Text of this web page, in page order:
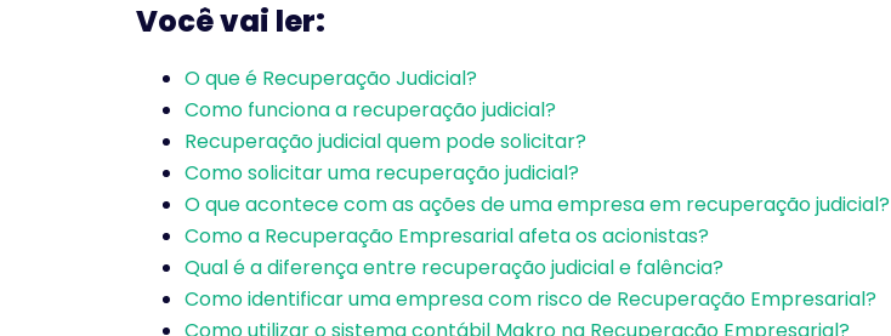
Você vai ler:
O que é Recuperação Judicial?
Como funciona a recuperação judicial?
Recuperação judicial quem pode solicitar?
Como solicitar uma recuperação judicial?
O que acontece com as ações de uma empresa em recuperação judicial?
Como a Recuperação Empresarial afeta os acionistas?
Qual é a diferença entre recuperação judicial e falência?
Como identificar uma empresa com risco de Recuperação Empresarial?